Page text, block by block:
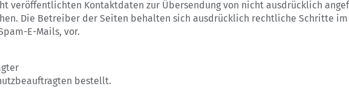
veröffentlichten Kontaktdaten zur Übersendung von nicht ausdrücklich
Die Betreiber der Seiten behalten sich ausdrücklich rechtliche Schritte
E-Mails, vor.
bestellt.